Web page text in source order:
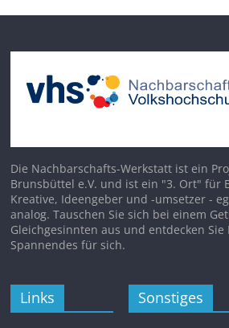
Die Nachbarschafts-Werkstatt ist ein
Brunsbüttel e.V. und ist ein "3. Ort" für
Kreative, Ideengeber und -umsetzer -
analog. Tauschen Sie sich bei einem
Gleichgesinnten aus und entdecken Sie
Spannendes für sich.
Links Sonstiges